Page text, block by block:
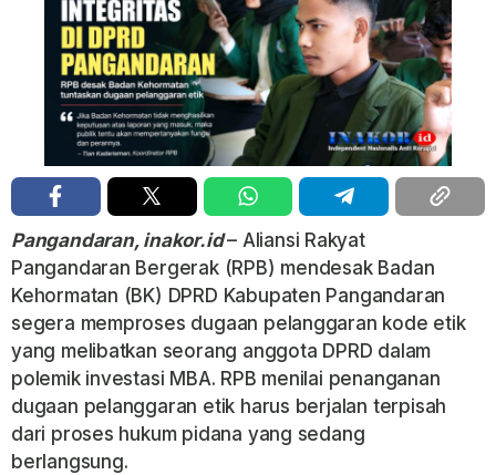
Pangandaran, inakor.id– Aliansi Rakyat
Pangandaran Bergerak (RPB) mendesak Badan
Kehormatan (BK) DPRD Kabupaten Pangandaran
segera memproses dugaan pelanggaran kode etik
yang melibatkan seorang anggota DPRD dalam
polemik investasi MBA. RPB menilai penanganan
dugaan pelanggaran etik harus berjalan terpisah
dari proses hukum pidana yang sedang
berlangsung.